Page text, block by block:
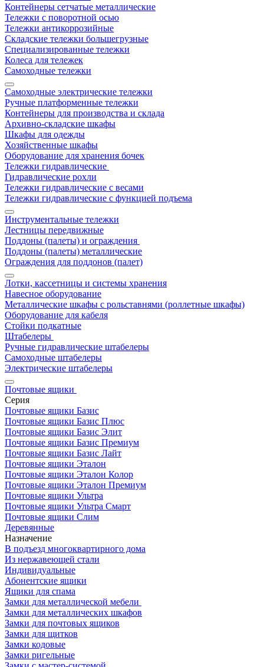
Контейнеры сетчатые металлические
Тележки с поворотной осью
Тележки антикоррозийные
Складские тележки большегрузные
Специализированные тележки
Колеса для тележек
Самоходные тележки
Самоходные электрические тележки
Ручные платформенные тележки
Контейнеры для производства и склада
Архивно-складские шкафы
Шкафы для одежды
Хозяйственные шкафы
Оборудование для хранения бочек
Тележки гидравлические
Гидравлические рохли
Тележки гидравлические с весами
Тележки гидравлические с функцией подъема
Инструментальные тележки
Лестницы передвижные
Поддоны (палеты) и ограждения
Поддоны (палеты) металлические
Ограждения для поддонов (палет)
Лотки, кассетницы и системы хранения
Навесное оборудование
Металлические шкафы с рольставнями (роллетные шкафы)
Оборудование для кабеля
Стойки подкатные
Штабелеры
Ручные гидравлические штабелеры
Самоходные штабелеры
Электрические штабелеры
Почтовые ящики
Серия
Почтовые ящики Базис
Почтовые ящики Базис Плюс
Почтовые ящики Базис Элит
Почтовые ящики Базис Премиум
Почтовые ящики Базис Лайт
Почтовые ящики Эталон
Почтовые ящики Эталон Колор
Почтовые ящики Эталон Премиум
Почтовые ящики Ультра
Почтовые ящики Ультра Смарт
Почтовые ящики Слим
Деревянные
Назначение
В подъезд многоквартирного дома
Из нержавеющей стали
Индивидуальные
Абонентские ящики
Ящики для спама
Замки для металлической мебели
Замки для металлических шкафов
Замки для почтовых ящиков
Замки для щитков
Замки кодовые
Замки ригельные